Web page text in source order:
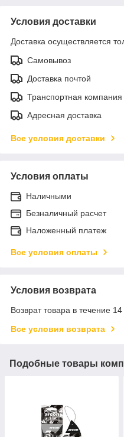
Условия доставки
Доставка осуществляется
Самовывоз
Доставка почтой
Транспортная компания
Адресная доставка
Все условия доставки
Условия оплаты
Наличными
Безналичный расчет
Наложенный платеж
Все условия оплаты
Условия возврата
Возврат товара в течение
Все условия возврата
Подобные товары